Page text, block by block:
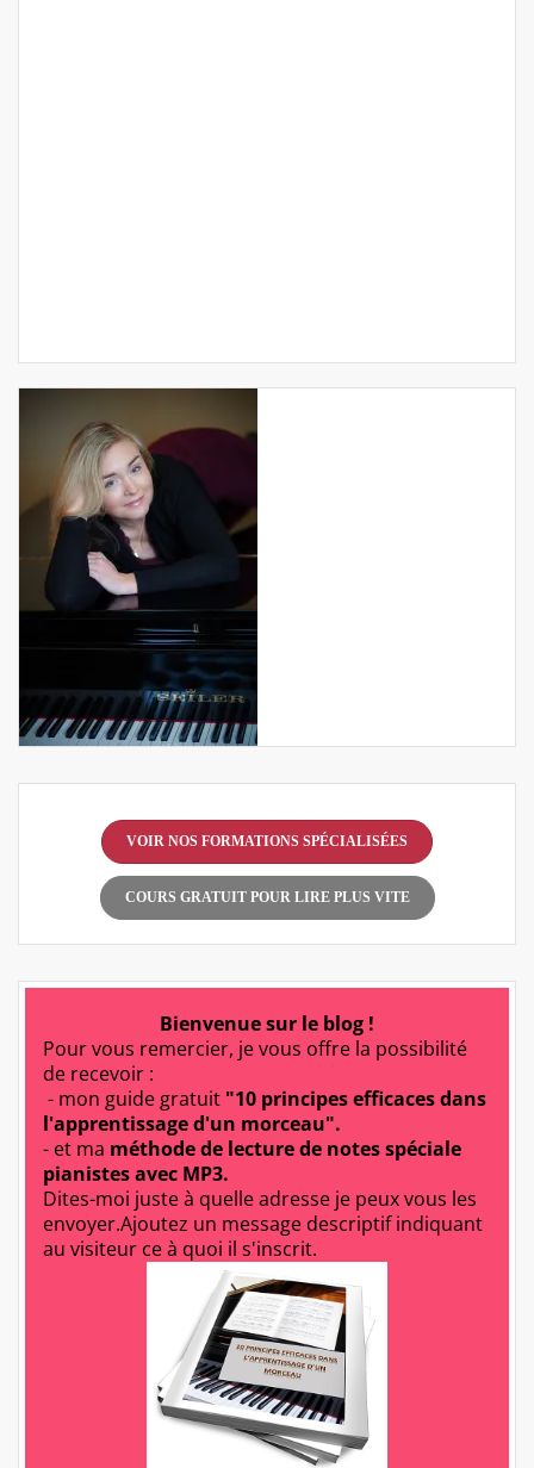
VOIR NOS FORMATIONS SPÉCIALISÉES
COURS GRATUIT POUR LIRE PLUS VITE